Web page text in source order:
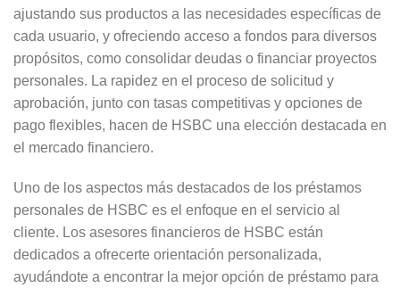
ajustando sus productos a las necesidades específicas de
cada usuario, y ofreciendo acceso a fondos para diversos
propósitos, como consolidar deudas o financiar proyectos
personales. La rapidez en el proceso de solicitud y
aprobación, junto con tasas competitivas y opciones de
pago flexibles, hacen de HSBC una elección destacada en
el mercado financiero.
Uno de los aspectos más destacados de los préstamos
personales de HSBC es el enfoque en el servicio al
cliente. Los asesores financieros de HSBC están
dedicados a ofrecerte orientación personalizada,
ayudándote a encontrar la mejor opción de préstamo para